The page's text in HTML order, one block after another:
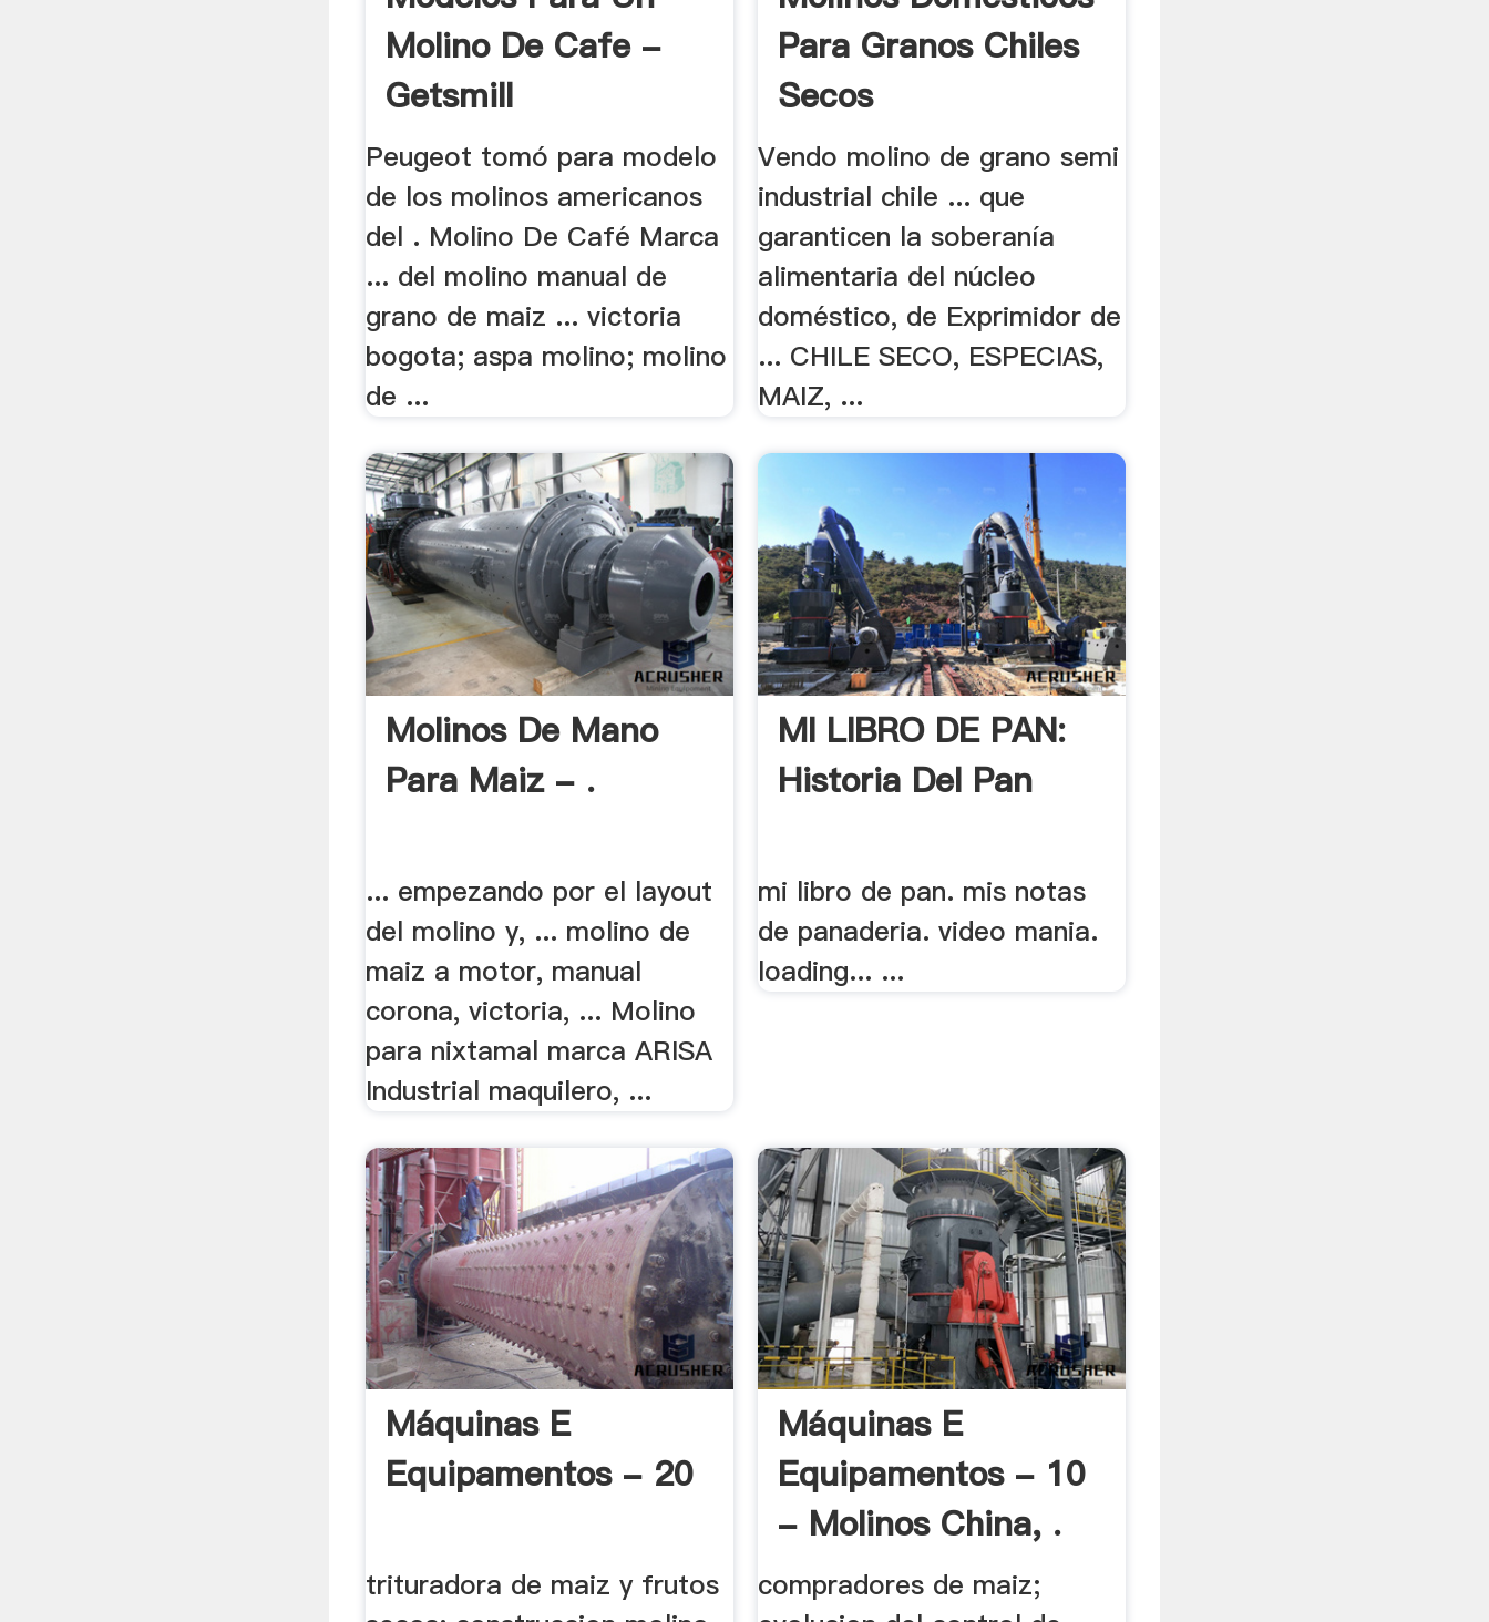
Molino De Cafe -
Getsmill
Peugeot tomó para modelo
de los molinos americanos
del . Molino De Café Marca
... del molino manual de
grano de maiz ... victoria
bogota; aspa molino; molino
de ...
Para Granos Chiles
Secos
Vendo molino de grano semi
industrial chile ... que
garanticen la soberanía
alimentaria del núcleo
doméstico, de Exprimidor de
... CHILE SECO, ESPECIAS,
MAIZ, ...
Molinos De Mano
Para Maiz - .
... empezando por el layout
del molino y, ... molino de
maiz a motor, manual
corona, victoria, ... Molino
para nixtamal marca ARISA
Industrial maquilero, ...
MI LIBRO DE PAN:
Historia Del Pan
mi libro de pan. mis notas
de panaderia. video mania.
loading... ...
Máquinas E
Equipamentos - 20
trituradora de maiz y frutos
Máquinas E
Equipamentos - 10
- Molinos China, .
compradores de maiz;